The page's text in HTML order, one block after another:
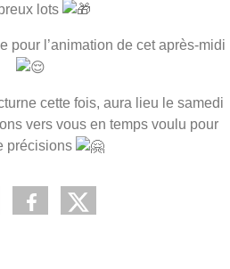
lots
pour l’animation de cet après-midi
cette fois, aura lieu le samedi
vers vous en temps voulu pour
précisions